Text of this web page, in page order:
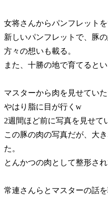
女将さんからパンフレットを
新しいパンフレットで、豚
方々の想いも載る。
また、十勝の地で育てると
マスターから肉を見せていた
やはり脂に目が行くw
2週間ほど前に写真を見せて
この豚の肉の写真だが、大
た。
とんかつの肉として整形さ
常連さんらとマスターの話